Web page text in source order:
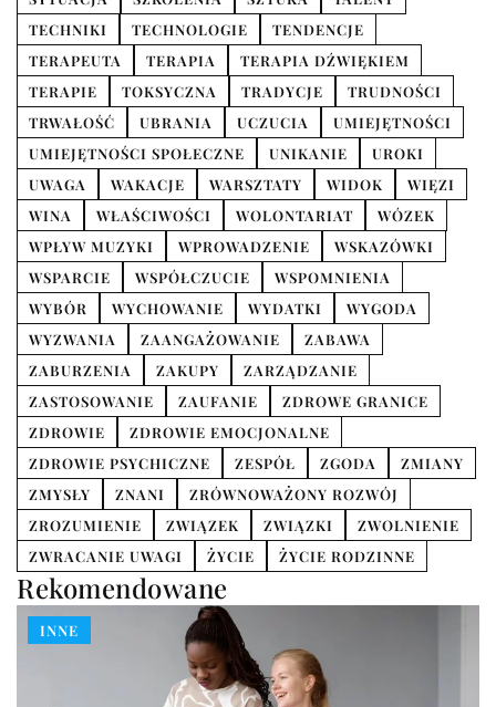
TECHNIKI
TECHNOLOGIE
TENDENCJE
TERAPEUTA
TERAPIA
TERAPIA DŹWIĘKIEM
TERAPIE
TOKSYCZNA TRADYCJE
TRUDNOŚCI
TRWAŁOŚĆ
UBRANIA UCZUCIA
UMIEJĘTNOŚCI
UMIEJĘTNOŚCI SPOŁECZNE
UNIKANIE
UROKI
UWAGA
WAKACJE WARSZTATY WIDOK
WIĘZI
WINA
WŁAŚCIWOŚCI WOLONTARIAT
WÓZEK
WPŁYW MUZYKI
WPROWADZENIE
WSKAZÓWKI
WSPARCIE
WSPÓŁCZUCIE
WSPOMNIENIA
WYBÓR
WYCHOWANIE WYDATKI
WYGODA
WYZWANIA
ZAANGAŻOWANIE
ZABAWA
ZABURZENIA
ZAKUPY
ZARZĄDZANIE
ZASTOSOWANIE
ZAUFANIE
ZDROWE GRANICE
ZDROWIE
ZDROWIE EMOCJONALNE
ZDROWIE PSYCHICZNE
ZESPÓŁ ZGODA
ZMIANY
ZMYSŁY
ZNANI
ZRÓWNOWAŻONY ROZWÓJ
ZROZUMIENIE
ZWIĄZEK ZWIĄZKI
ZWOLNIENIE
ZWRACANIE UWAGI
ŻYCIE ŻYCIE RODZINNE
Rekomendowane
INNE